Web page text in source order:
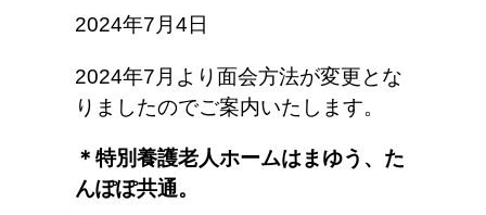
2024年7月4日
2024年7月より面会方法が変更とな
りましたのでご案内いたします。
＊特別養護老人ホームはまゆう、た
んぽぽ共通。